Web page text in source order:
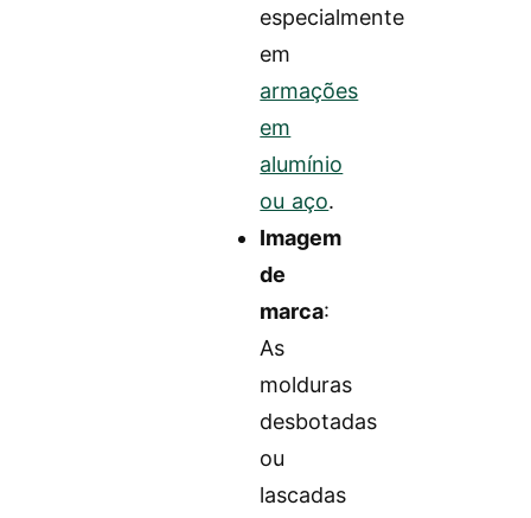
especialmente
em
armações
em
alumínio
ou aço.
Imagem
de
marca:
As
molduras
desbotadas
ou
lascadas